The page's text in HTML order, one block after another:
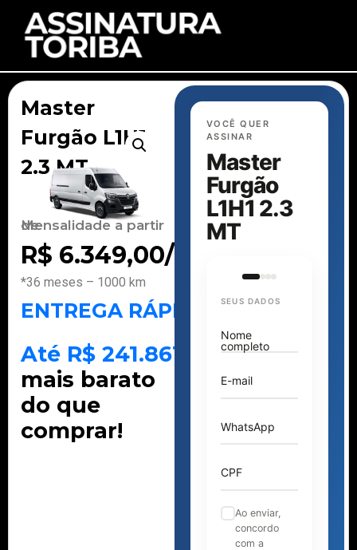
Master
Furgão L1H1
2.3 MT
Mensalidade a partir de
R$ 6.349,00/mês
*36 meses – 1000 km
ENTREGA RÁPIDA
Até R$ 241.861
mais barato
do que
comprar!
VOCÊ QUER
ASSINAR
Master
Furgão
L1H1 2.3
MT
SEUS DADOS
Nome
completo
E-mail
WhatsApp
CPF
Ao enviar,
concordo
com a